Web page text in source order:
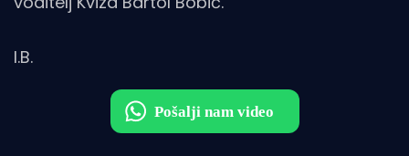
I.B.